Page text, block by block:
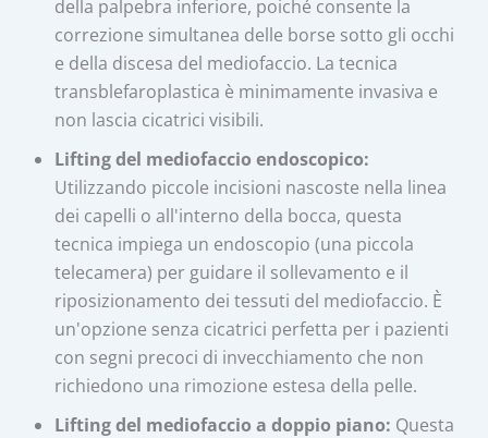
della palpebra inferiore, poiché consente la
correzione simultanea delle borse sotto gli occhi
e della discesa del mediofaccio. La tecnica
transblefaroplastica è minimamente invasiva e
non lascia cicatrici visibili.
Lifting del mediofaccio endoscopico:
Utilizzando piccole incisioni nascoste nella linea
dei capelli o all'interno della bocca, questa
tecnica impiega un endoscopio (una piccola
telecamera) per guidare il sollevamento e il
riposizionamento dei tessuti del mediofaccio. È
un'opzione senza cicatrici perfetta per i pazienti
con segni precoci di invecchiamento che non
richiedono una rimozione estesa della pelle.
Lifting del mediofaccio a doppio piano: Questa